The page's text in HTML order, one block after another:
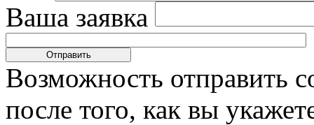
Ваша заявка
Возможность отправить
после того, как вы